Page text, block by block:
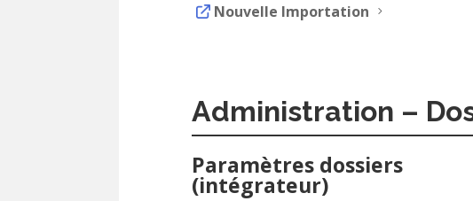
Nouvelle Importation 5
Administration –
Paramètres dossiers
(intégrateur)